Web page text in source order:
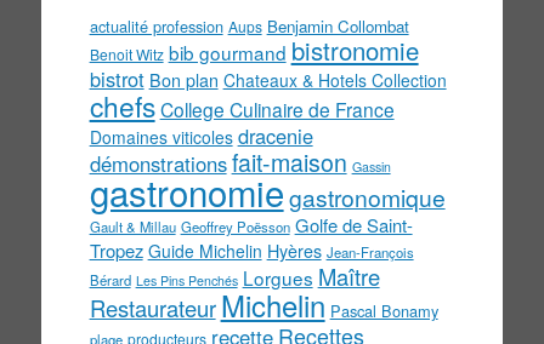
actualité profession Aups Benjamin Collombat
Benoit Witz bib gourmand bistronomie
bistrot Bon plan Chateaux & Hotels Collection
chefs College Culinaire de France
Domaines viticoles dracenie
démonstrationsfait-maison Gassin
gastronomiegastronomique
Gault & Millau Geoffrey Poësson Golfe de Saint-
Tropez Guide Michelin Hyères Jean-François
Bérard Les Pins Penchés Lorgues Maître
Restaurateur Michelin Pascal Bonamy
plage producteurs recette Recettes